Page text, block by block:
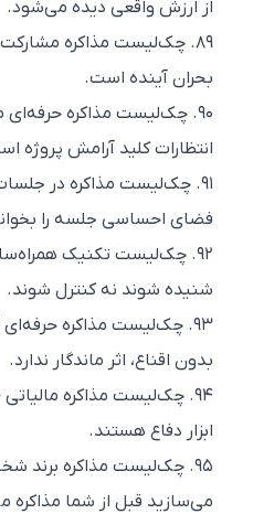
از ارزش واقعی دیده می‌شود.
۸۹. چک‌لیست مذاکره مشارکت
بحران آینده است.
۹۰. چک‌لیست مذاکره حرفه‌ای
انتظارات کلید آرامش پروژه است.
۹۱. چک‌لیست مذاکره در جلسات
فضای احساسی جلسه را بخوانید.
۹۲. چک‌لیست تکنیک
شنیده شوند نه کنترل شوند.
۹۳. چک‌لیست مذاکره حرفه‌ای
بدون اقناع، اثر ماندگار ندارد.
۹۴. چک‌لیست مذاکره مالیاتی
ابزار دفاع هستند.
۹۵. چک‌لیست مذاکره برند
می‌سازید قبل از شما مذاکره